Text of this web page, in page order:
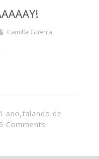
Camilla Guerra
1 ano,falando de
6 Comments